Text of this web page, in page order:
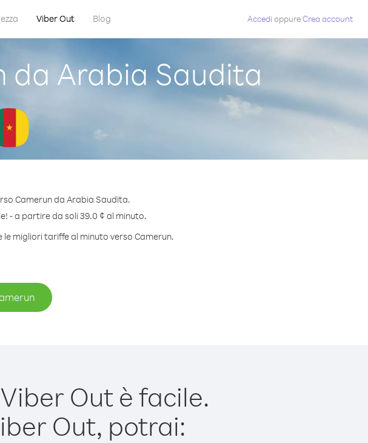
Viber Out Blog Accedi oppureCrea account
da Arabia Saudita
Camerun da Arabia Saudita.
- a partire da soli 39.0 ¢ al minuto.
migliori tariffe al minuto verso Camerun.
Out è facile.
Out, potrai: